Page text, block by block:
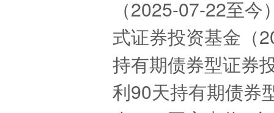
（2025-07-22至
式证券投资基金（
持有期债券型证券
利90天持有期债券